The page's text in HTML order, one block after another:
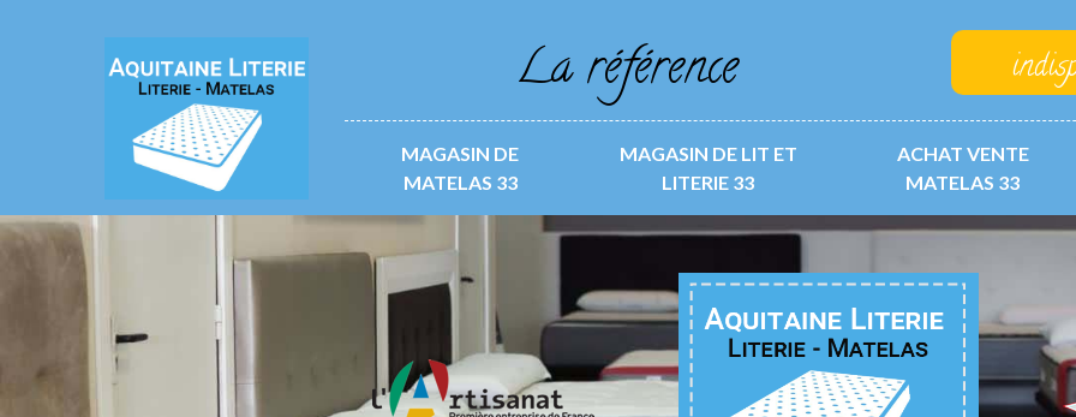
La référence
MAGASIN DE
MATELAS 33
MAGASIN DE LIT ET
LITERIE 33
ACHAT VENTE
MATELAS 33